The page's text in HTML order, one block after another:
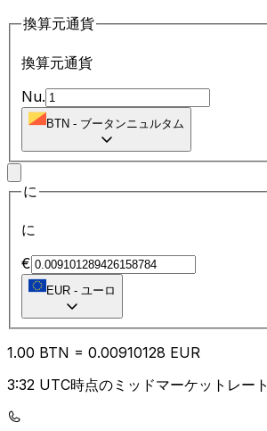
換算元通貨
換算元通貨
Nu.
BTN - ブータンニュルタム
に
に
€
EUR - ユーロ
1.00 BTN = 0.00910128 EUR
3:32 UTC時点のミッドマーケットレート